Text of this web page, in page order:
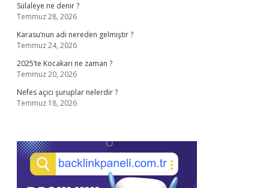
Sülaleye ne denir ?
Temmuz 28, 2026
Karasu’nun adı nereden gelmiştir ?
Temmuz 24, 2026
2025’te Kocakarı ne zaman ?
Temmuz 20, 2026
Nefes açıcı şuruplar nelerdir ?
Temmuz 18, 2026